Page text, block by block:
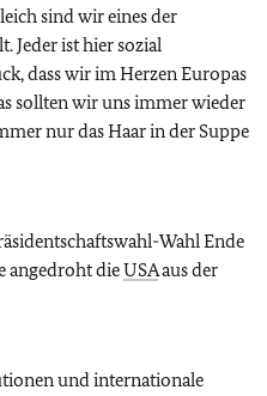
sind wir eines der
Jeder ist hier sozial
dass wir im Herzen Europas
sollten wir uns immer wieder
nur das Haar in der Suppe
Wahl Ende
angedroht dieUSAaus der
und internationale